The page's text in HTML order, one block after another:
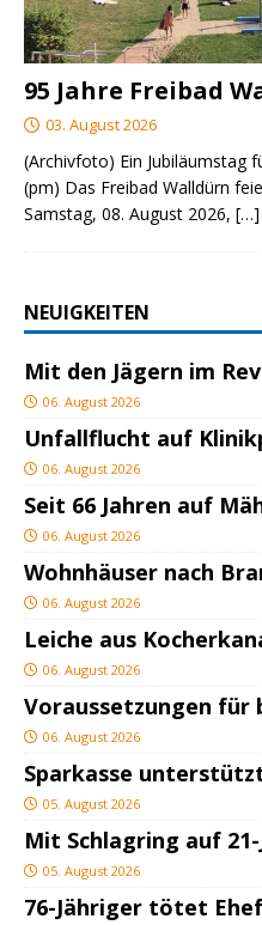
95 Jahre Freibad
03. August 2026
(Archivfoto) Ein Jubiläumstag
(pm) Das Freibad Walldürn
Samstag, 08. August 2026, […]
NEUIGKEITEN
Mit den Jägern im
06. August 2026
Unfallflucht auf
06. August 2026
Seit 66 Jahren auf
06. August 2026
Wohnhäuser nach
06. August 2026
Leiche aus
06. August 2026
Voraussetzungen für
06. August 2026
Sparkasse
05. August 2026
Mit Schlagring auf
05. August 2026
76-Jähriger tötet